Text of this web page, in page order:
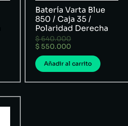
Batería Varta Blue
850 / Caja 35 /
Polaridad Derecha
$640.000
$ 550.000
Añadir al carrito